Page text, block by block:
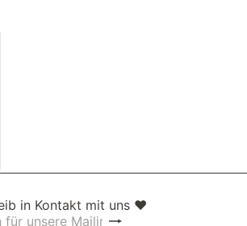
in Kontakt mit uns ❤